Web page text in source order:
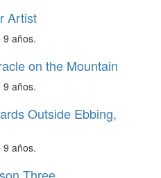
Artist
9 años.
on the Mountain
9 años.
Outside Ebbing,
9 años.